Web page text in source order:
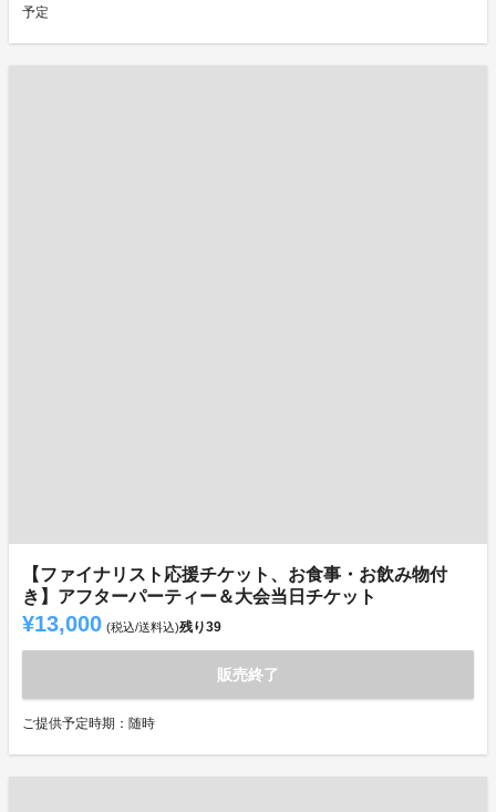
予定
【ファイナリスト応援チケット、お食事・お飲み物付
き】アフターパーティー＆大会当日チケット
¥13,000 (税込/送料込)残り39
販売終了
ご提供予定時期：随時